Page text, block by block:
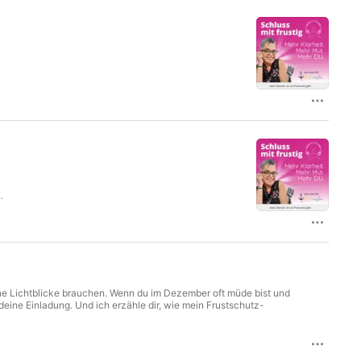
Ansprüchen?“
wirklich happy?“
der Weg noch wackelt)
anfühlt
ist, in dem du sagst: „Jetzt
Klarheit, Mut und einer liebevollen
Lichtblicke brauchen. Wenn du im Dezember oft müde bist und
Einladung. Und ich erzähle dir, wie mein Frustschutz-